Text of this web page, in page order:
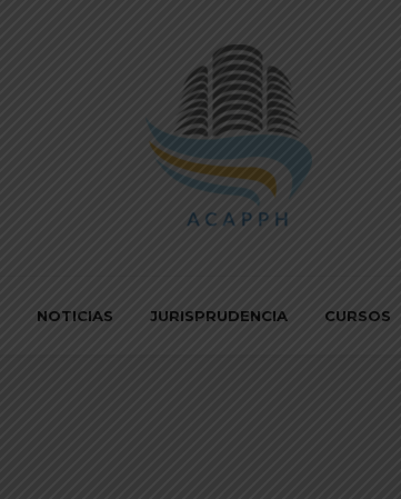
NOTICIAS JURISPRUDENCIA CURSOS